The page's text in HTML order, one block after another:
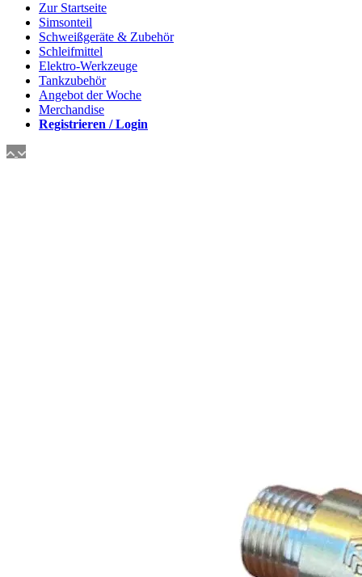
Zur Startseite
Simsonteil
Schweißgeräte & Zubehör
Schleifmittel
Elektro-Werkzeuge
Tankzubehör
Angebot der Woche
Merchandise
Registrieren / Login